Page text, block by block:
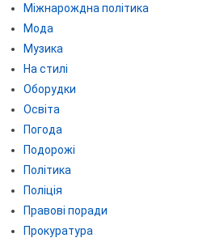
Міжнарождна політика
Мода
Музика
На стилі
Оборудки
Освіта
Погода
Подорожі
Політика
Поліція
Правові поради
Прокуратура